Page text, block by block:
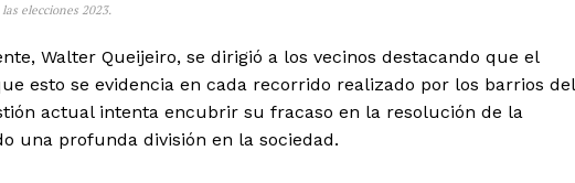
elecciones 2023.
Walter Queijeiro, se dirigió a los vecinos destacando que el
esto se evidencia en cada recorrido realizado por los barrios del
actual intenta encubrir su fracaso en la resolución de la
una profunda división en la sociedad.